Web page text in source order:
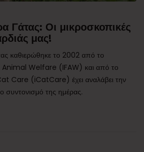
Γάτας: Οι μικροσκοπικές
μας!
καθιερώθηκε το 2002 από το
Welfare (IFAW) και από το
Care (iCatCare) έχει αναλάβει την
συντονισμό της ημέρας.